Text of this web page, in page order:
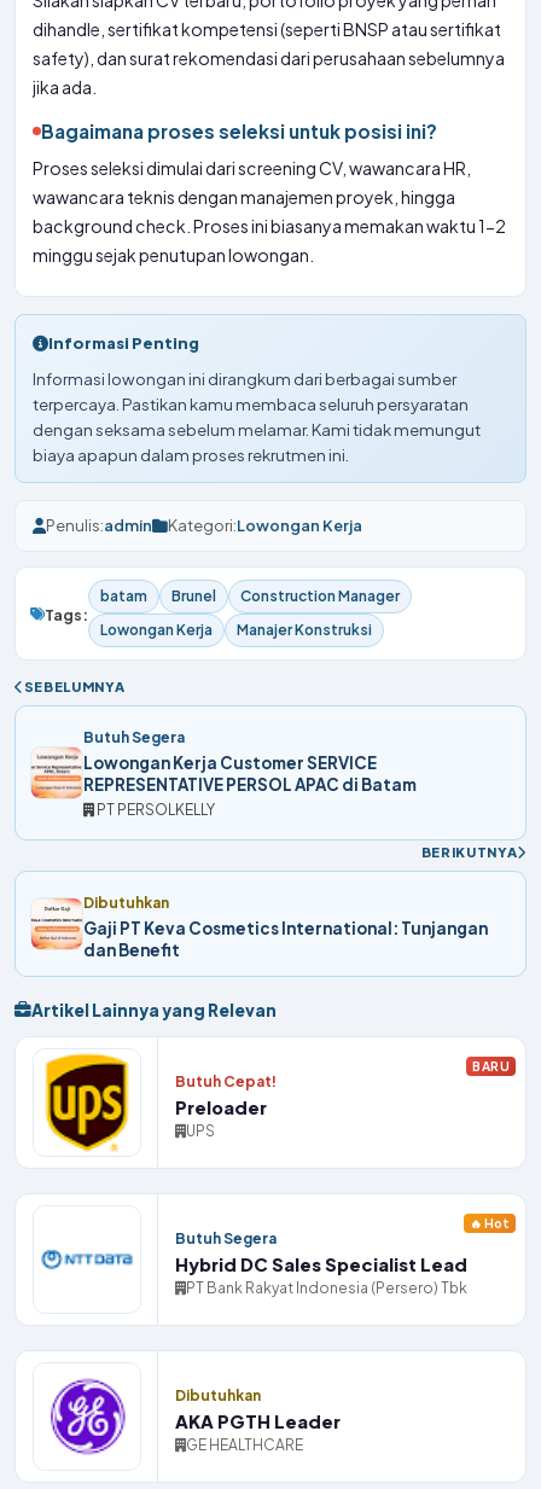
dihandle, sertifikat kompetensi (seperti BNSP atau sertifikat
safety), dan surat rekomendasi dari perusahaan sebelumnya
jika ada.
Bagaimana proses seleksi untuk posisi ini?
Proses seleksi dimulai dari screening CV, wawancara HR,
wawancara teknis dengan manajemen proyek, hingga
background check. Proses ini biasanya memakan waktu 1-2
minggu sejak penutupan lowongan.
Informasi Penting
Informasi lowongan ini dirangkum dari berbagai sumber
terpercaya. Pastikan kamu membaca seluruh persyaratan
dengan seksama sebelum melamar. Kami tidak memungut
biaya apapun dalam proses rekrutmen ini.
Penulis:admin Kategori:Lowongan Kerja
Tags:
batam Brunel
Construction Manager
Lowongan Kerja
Manajer Konstruksi
SEBELUMNYA
Butuh Segera
Lowongan Kerja Customer SERVICE
REPRESENTATIVE PERSOL APAC di Batam
PT PERSOLKELLY
BERIKUTNYA
Dibutuhkan
Gaji PT Keva Cosmetics International: Tunjangan
dan Benefit
Artikel Lainnya yang Relevan
Butuh Cepat!
Preloader
UPS
BARU
Butuh Segera
Hybrid DC Sales Specialist Lead
PT Bank Rakyat Indonesia (Persero) Tbk
🔥 Hot
Dibutuhkan
AKA PGTH Leader
GE HEALTHCARE